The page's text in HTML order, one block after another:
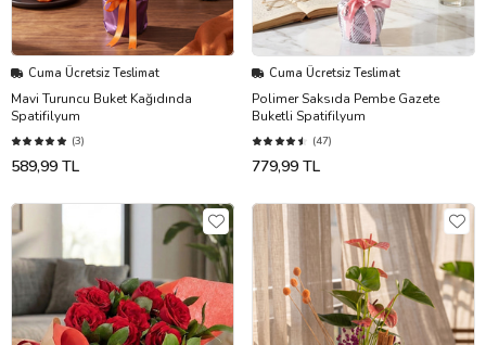
Cuma Ücretsiz Teslimat
Mavi Turuncu Buket Kağıdında
Spatifilyum
(3)
589,99 TL
Cuma Ücretsiz Teslimat
Polimer Saksıda Pembe Gazete
Buketli Spatifilyum
(47)
779,99 TL